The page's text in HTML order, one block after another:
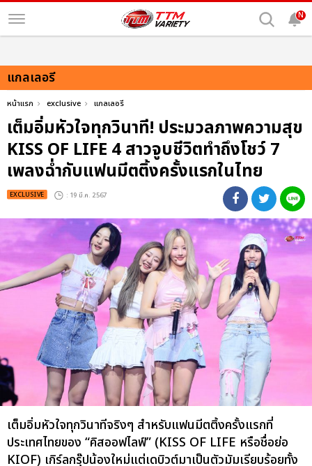
N
แกลเลอรี
หน้าแรก exclusive แกลเลอรี
เต็มอิ่มหัวใจทุกวินาที! ประมวลภาพความสุข
KISS OF LIFE 4 สาวจูบชีวิตทำถึงโชว์ 7
เพลงฉ่ำกับแฟนมีตติ้งครั้งแรกในไทย
EXCLUSIVE : 19 มี.ค. 2567
เต็มอิ่มหัวใจทุกวินาทีจริงๆ สำหรับแฟนมีตติ้งครั้งแรกที่
ประเทศไทยของ “คิสออฟไลฟ์” (KISS OF LIFE หรือชื่อย่อ
KIOF) เกิร์ลกรุ๊ปน้องใหม่แต่เดบิวต์มาเป็นตัวมัมเรียบร้อยทั้ง